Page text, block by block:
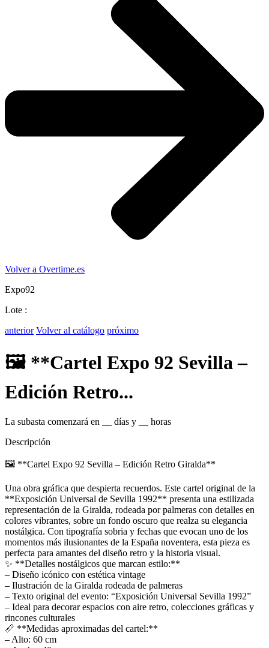
Volver a Overtime.es
Expo92
Lote :
anterior Volver al catálogo próximo
🖼️ **Cartel Expo 92 Sevilla –
Edición Retro...
La subasta comenzará en días y
horas
Descripción
🖼️ **Cartel Expo 92 Sevilla – Edición Retro Giralda**
Una obra gráfica que despierta recuerdos. Este cartel original de la
**Exposición Universal de Sevilla 1992** presenta una estilizada
representación de la Giralda, rodeada por palmeras con detalles en
colores vibrantes, sobre un fondo oscuro que realza su elegancia
nostálgica. Con tipografía sobria y fechas que evocan uno de los
momentos más ilusionantes de la España noventera, esta pieza es
perfecta para amantes del diseño retro y la historia visual.
✨ **Detalles nostálgicos que marcan estilo:**
– Diseño icónico con estética vintage
– Ilustración de la Giralda rodeada de palmeras
– Texto original del evento: “Exposición Universal Sevilla 1992”
– Ideal para decorar espacios con aire retro, colecciones gráficas y
rincones culturales
📏 **Medidas aproximadas del cartel:**
– Alto: 60 cm